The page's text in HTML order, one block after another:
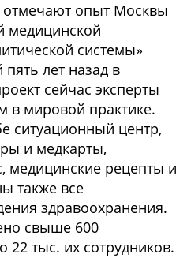
отмечают опыт Москвы
медицинской
системы»
лет назад в
сейчас эксперты
в мировой практике.
ситуационный центр,
и медкарты,
медицинские рецепты и
также все
здравоохранения.
свыше 600
22 тыс. их сотрудников.